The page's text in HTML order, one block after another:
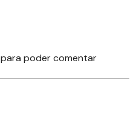
para poder comentar